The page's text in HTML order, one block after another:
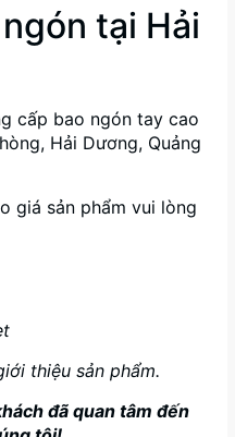
tại Hải
cấp bao ngón tay cao
Hải Dương, Quảng
giá sản phẩm vui lòng
thiệu sản phẩm.
đã quan tâm đến